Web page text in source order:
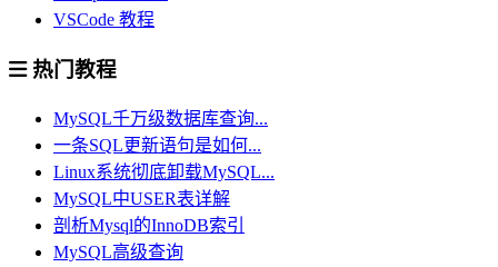
VSCode 教程
热门教程
MySQL千万级数据库查询...
一条SQL更新语句是如何...
Linux系统彻底卸载MySQL...
MySQL中USER表详解
剖析Mysql的InnoDB索引
MySQL高级查询